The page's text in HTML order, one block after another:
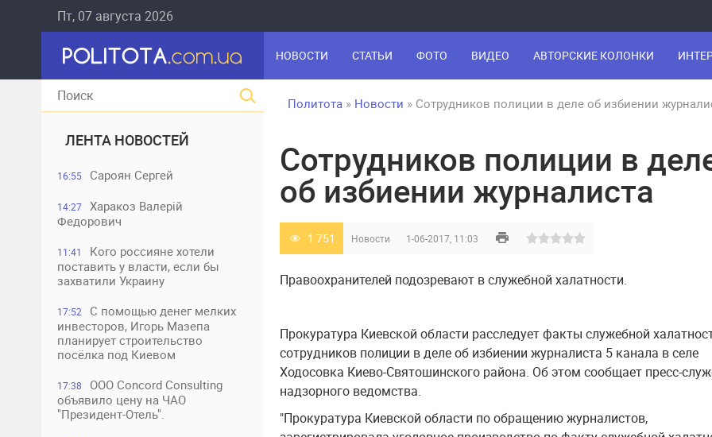
Пт, 07 августа 2026
НОВОСТИ СТАТЬИ ФОТО ВИДЕО АВТОРСКИЕ КОЛОНКИ
ЛЕНТА НОВОСТЕЙ
16:55 Сароян Сергей
14:27
Харакоз Валерій
Федорович
11:41
Кого россияне хотели
поставить у власти, если бы
захватили Украину
17:52
С помощью денег мелких
инвесторов, Игорь Мазепа
планирует строительство
посёлка под Киевом
17:38
ООО Concord Consulting
объявило цену на ЧАО
"Президент-Отель".
Политота » Новости » Сотрудников полиции в деле об избиении
Сотрудников полиции в
об избиении журналиста
1 751 Новости 1-06-2017, 11:03
Правоохранителей подозревают в служебной халатности.
Прокуратура Киевской области расследует факты служебной
сотрудников полиции в деле об избиении журналиста 5 канала в селе
Ходосовка Киево-Святошинского района. Об этом сообщает пресс-
надзорного ведомства.
"Прокуратура Киевской области по обращению журналистов,